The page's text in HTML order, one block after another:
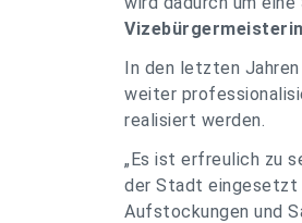
In den letzten
weiter
realisiert werden.
„Es ist erfreulich zu
der Stadt eingesetzt
Aufstockungen und